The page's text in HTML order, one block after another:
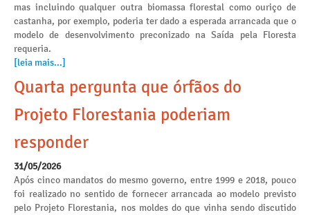
mas incluindo qualquer outra biomassa florestal como ouriço de
castanha, por exemplo, poderia ter dado a esperada arrancada que o
modelo de desenvolvimento preconizado na Saída pela Floresta
requeria.
[leia mais...]
Quarta pergunta que órfãos do
Projeto Florestania poderiam
responder
31/05/2026
Após cinco mandatos do mesmo governo, entre 1999 e 2018, pouco
foi realizado no sentido de fornecer arrancada ao modelo previsto
pelo Projeto Florestania, nos moldes do que vinha sendo discutido